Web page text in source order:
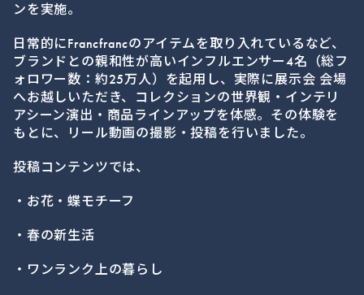
ンを実施。
日常的にFrancfrancのアイテムを取り入れているなど、
ブランドとの親和性が高いインフルエンサー4名（総フ
ォロワー数：約25万人）を起用し、実際に展示会 会場
へお越しいただき、コレクションの世界観・インテリ
アシーン演出・商品ラインアップを体感。その体験を
もとに、リール動画の撮影・投稿を行いました。
投稿コンテンツでは、
・お花・蝶モチーフ
・春の新生活
・ワンランク上の暮らし